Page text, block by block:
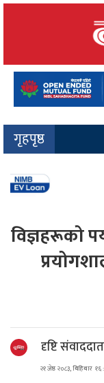
गृहपृष्ठ
विज्ञहरूको
दृष्टि
२१ जेष्ठ २०८३, बिहिबार